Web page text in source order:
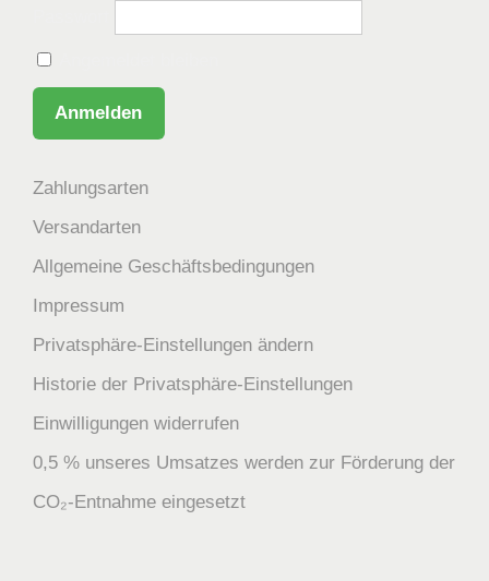
Zahlungsarten
Versandarten
Allgemeine Geschäftsbedingungen
Impressum
Privatsphäre-Einstellungen ändern
Historie der Privatsphäre-Einstellungen
Einwilligungen widerrufen
0,5 % unseres Umsatzes werden zur Förderung der
CO₂-Entnahme eingesetzt